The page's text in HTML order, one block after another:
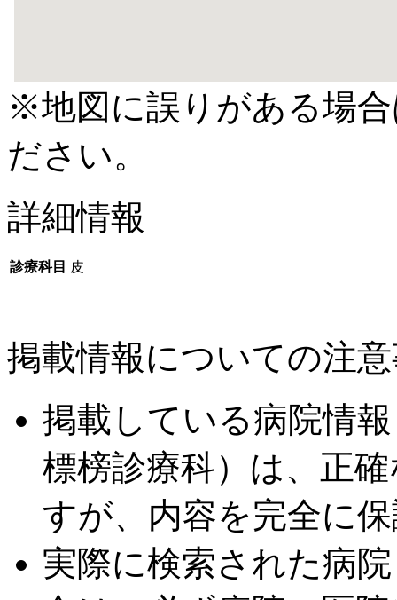
※地図に誤りがある場
ださい。
詳細情報
診療科目 皮
掲載情報についての注
掲載している病院情
標榜診療科）は、正
すが、内容を完全に
実際に検索された病